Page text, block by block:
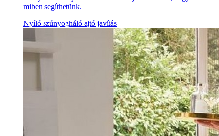
miben segíthetünk.
Nyíló szúnyogháló ajtó javítás